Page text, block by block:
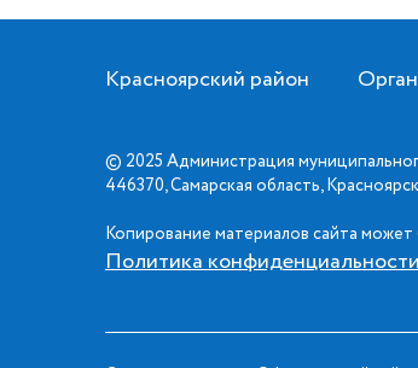
Красноярский район
© 2025 Администрация
446370, Самарская область,
Копирование материалов сайта
Политика